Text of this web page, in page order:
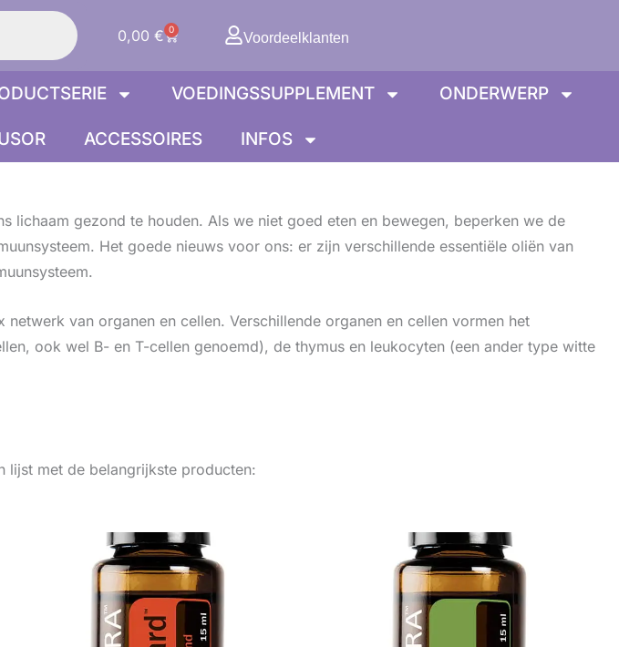
0,00 € 0
WinkelwagenVoordeelklanten
VOEDINGSSUPPLEMENT ONDERWERP
ACCESSOIRES INFOS
gezond te houden. Als we niet goed eten en bewegen, beperken we de
Het goede nieuws voor ons: er zijn verschillende essentiële oliën van
van organen en cellen. Verschillende organen en cellen vormen het
ook wel B- en T-cellen genoemd), de thymus en leukocyten (een ander type witte
lijst met de belangrijkste producten: